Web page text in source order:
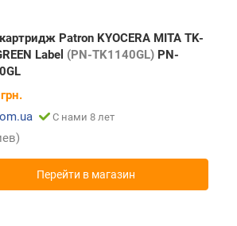
Patron KYOCERA MITA TK-
Label (PN-TK1140GL) PN-
грн.
С нами 8 лет
Перейти в магазин